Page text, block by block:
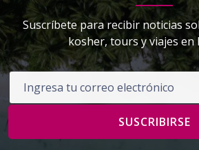
Suscríbete para recibir noticias
kosher, tours y viajes en
SUSCRIBIRSE